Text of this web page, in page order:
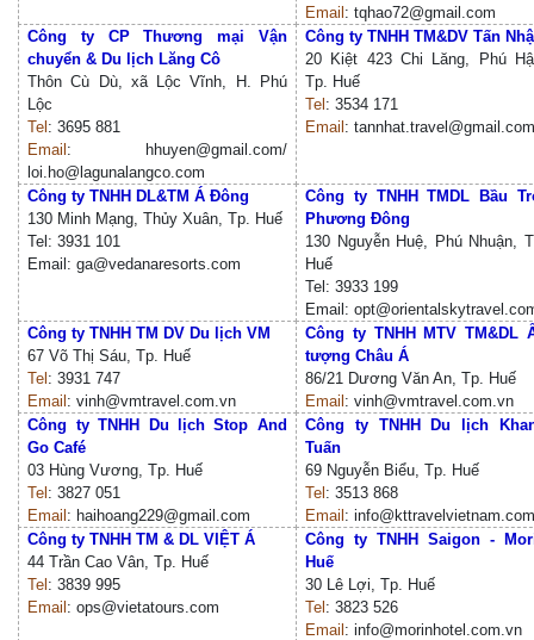
Email : tqhao72@gmail.com
Công ty CP Thương mại Vận
chuyển & Du lịch Lăng Cô
Thôn Cù Dù, xã Lộc Vĩnh, H. Phú
Lộc
Tel : 3695 881
Email : hhuyen@gmail.com/
loi.ho@lagunalangco.com
Công ty TNHH TM&DV Tấn
20 Kiệt 423 Chi Lăng, Phú
Tp. Huế
Tel : 3534 171
Email :
Công ty TNHH DL&TM Á Đông
130 Minh Mạng, Thủy Xuân, Tp. Huế
Tel: 3931 101
Email: ga@vedanaresorts.com
Công ty TNHH TMDL Bầu
Phương Đông
130 Nguyễn Huệ, Phú Nhuận,
Huế
Tel: 3933 199
Email:
Công ty TNHH TM DV Du lịch VM
67 Võ Thị Sáu, Tp. Huế
Tel : 3931 747
Email : vinh@vmtravel.com.vn
Công ty TNHH MTV TM&DL
tượng Châu Á
86/21 Dương Văn An, Tp. Huế
Email : vinh@vmtravel.com.vn
Công ty TNHH Du lịch Stop And
Go Café
03 Hùng Vương, Tp. Huế
Tel : 3827 051
Email : haihoang229@gmail.com
Công ty TNHH Du lịch
Tuấn
69 Nguyễn Biểu, Tp. Huế
Tel : 3513 868
Email :
Công ty TNHH TM & DL VIỆT Á
44 Trần Cao Vân, Tp. Huế
Tel : 3839 995
Email : ops@vietatours.com
Công ty TNHH Saigon -
Huế
30 Lê Lợi, Tp. Huế
Tel : 3823 526
Email : info@morinhotel.com.vn